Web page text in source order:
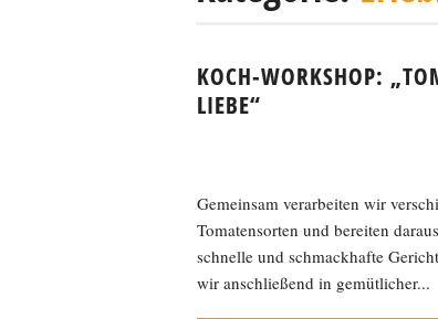
KOCH-WORKSHOP:
LIEBE“
Gemeinsam verarbeiten wir
Tomatensorten und bereiten
schnelle und schmackhafte
wir anschließend in gemütlicher...